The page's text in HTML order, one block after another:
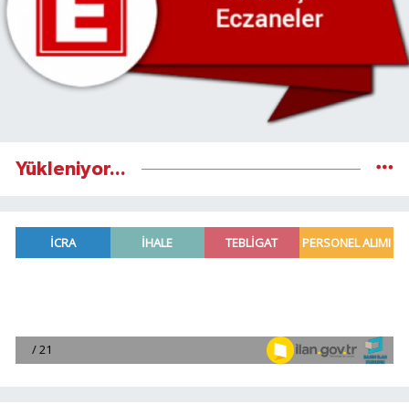
Yükleniyor...